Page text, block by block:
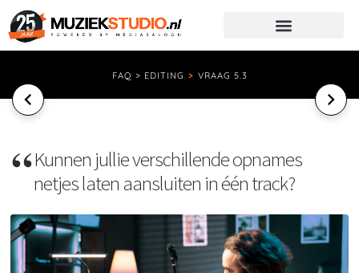
FAQ > EDITING > VRAAG 5.3
Kunnen jullie verschillende opnames
netjes laten aansluiten in één track?